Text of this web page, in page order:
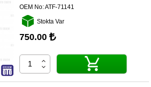
OEM No:ATF-71141
Stokta Var
750.00